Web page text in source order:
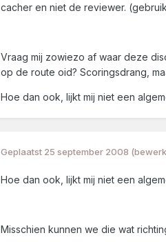
cacher en niet de reviewer.
Vraag mij zowiezo af waar deze
op de route oid? Scoringsdrang,
Hoe dan ook, lijkt mij niet een
Geplaatst 25 september 2008
Hoe dan ook, lijkt mij niet een
Misschien kunnen we die wat